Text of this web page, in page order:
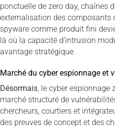
ponctuelle de zero day, chaînes
externalisation des composants
spyware comme produit fini
là où la capacité d’intrusion
avantage stratégique.
Marché du cyber espionnage et
Désormais, le cyber espionnage
marché structuré de
chercheurs, courtiers et
des preuves de concept et des